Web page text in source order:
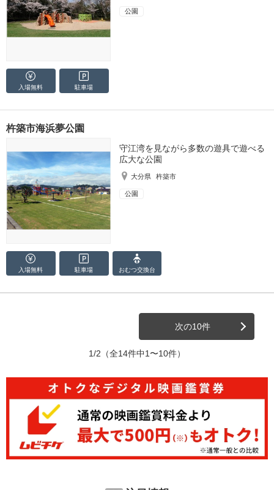
公園
入場無料 駐車場
杵築市海浜夢公園
守江湾を見ながら多数の遊具で遊べる
広大な公園
大分県 杵築市
公園
入場無料 駐車場 おむつ交換台
次の10件
1/2 （全14件中1〜10件）